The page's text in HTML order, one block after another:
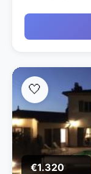
€1.320
🤍